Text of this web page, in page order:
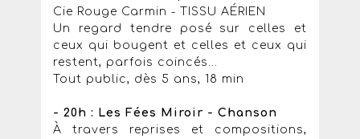
Cie Rouge Carmin - TISSU AÉRIEN
Un regard tendre posé sur celles et
ceux qui bougent et celles et ceux qui
restent, parfois coincés...
Tout public, dès 5 ans, 18 min
- 20h : Les Fées Miroir - Chanson
À travers reprises et compositions,